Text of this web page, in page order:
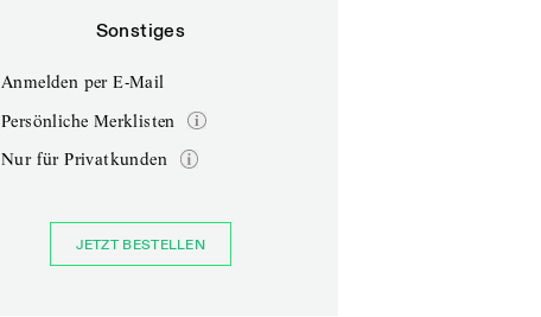
Sonstiges
Anmelden per E-Mail
Persönliche Merklisten
Nur für Privatkunden
JETZT BESTELLEN